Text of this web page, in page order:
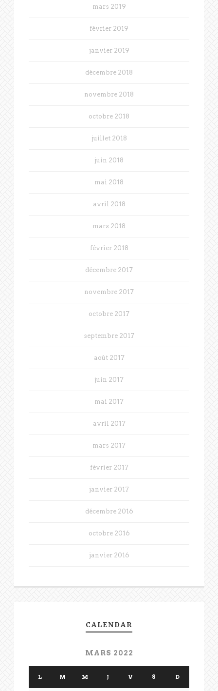
mars 2019
février 2019
janvier 2019
décembre 2018
novembre 2018
octobre 2018
juillet 2018
juin 2018
mai 2018
avril 2018
mars 2018
février 2018
décembre 2017
novembre 2017
octobre 2017
septembre 2017
août 2017
juin 2017
mai 2017
avril 2017
mars 2017
février 2017
janvier 2017
décembre 2016
octobre 2016
janvier 2016
CALENDAR
MARS 2022
L M M J V S D